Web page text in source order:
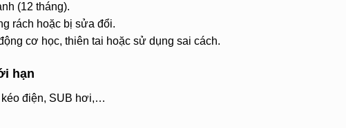
(12 tháng).
rách hoặc bị sửa đổi.
cơ học, thiên tai hoặc sử dụng sai cách.
hạn
kéo điện, SUB hơi,…